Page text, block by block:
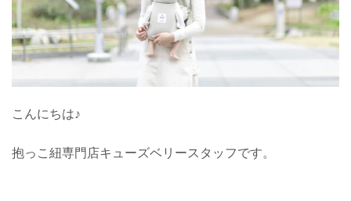
こんにちは♪
抱っこ紐専門店キューズベリースタッフです。